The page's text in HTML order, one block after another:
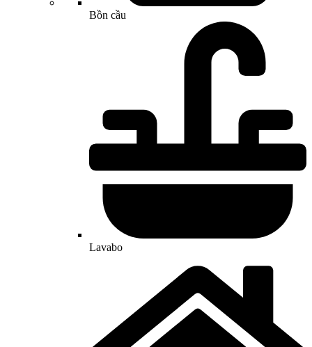
Bồn cầu
Lavabo